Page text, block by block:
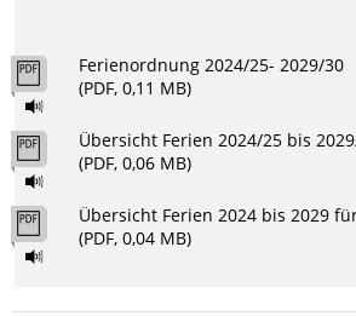
Ferienordnung 2024/25- 2029/30
(PDF, 0,11 MB)
Übersicht Ferien 2024/25 bis
(PDF, 0,06 MB)
Übersicht Ferien 2024 bis 2029
(PDF, 0,04 MB)